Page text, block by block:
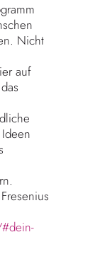
Nicht
auf